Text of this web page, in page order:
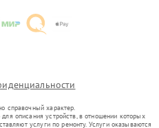
справочный характер.
описания устройств, в отношении которых
услуги по ремонту. Услуги оказываются